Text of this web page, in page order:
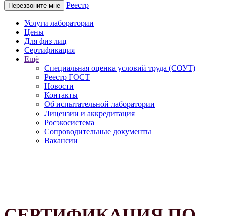
Перезвоните мне
Реестр
Услуги лаборатории
Цены
Для физ лиц
Сертификация
Ещё
Специальная оценка условий труда (СОУТ)
Реестр ГОСТ
Новости
Контакты
Об испытательной лаборатории
Лицензии и аккредитация
Росэкосистема
Сопроводительные документы
Вакансии